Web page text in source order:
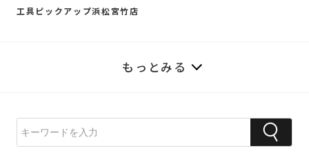
工具ピックアップ浜松宮竹店
もっとみる